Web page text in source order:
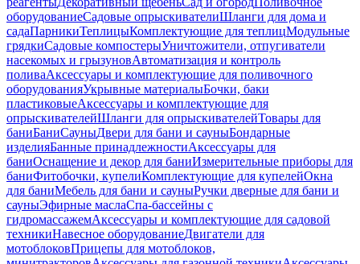
оборудованиеСадовые опрыскивателиШланги для дома и
садаПарникиТеплицыКомплектующие для теплицМодульные
грядкиСадовые компостерыУничтожители, отпугиватели
насекомых и грызуновАвтоматизация и контроль
поливаАксессуары и комплектующие для поливочного
оборудованияУкрывные материалыБочки, баки
пластиковыеАксессуары и комплектующие для
опрыскивателейШланги для опрыскивателейТовары для
баниБаниСауныДвери для бани и сауныБондарные
изделияБанные принадлежностиАксессуары для
баниОснащение и декор для баниИзмерительные приборы для
баниФитобочки, купелиКомплектующие для купелейОкна
для баниМебель для бани и сауныРучки дверные для бани и
сауныЭфирные маслаСпа-бассейны с
гидромассажемАксессуары и комплектующие для садовой
техникиНавесное оборудованиеДвигатели для
мотоблоковПрицепы для мотоблоков,